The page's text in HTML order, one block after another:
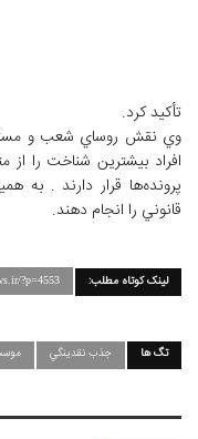
تأکيد کرد.
وي نقش روساي شعب و
افراد بيشترين شناخت را
پرونده‌ها قرار دارند . به
قانوني را انجام دهند.
لینک کوتاه مطلب: ?p=4553
تگ ها جذب نقدينگي